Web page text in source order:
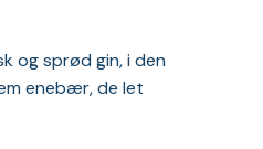
og sprød gin, i den
enebær, de let